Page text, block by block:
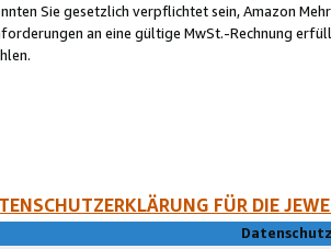
Sie gesetzlich verpflichtet sein, Amazon
an eine gültige MwSt.-Rechnung
FÜR DIE